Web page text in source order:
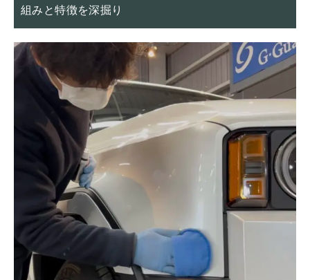
組みと特徴を深掘り